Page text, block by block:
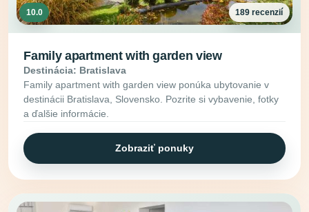
10.0 189 recenzií
Family apartment with garden view
Destinácia: Bratislava
Family apartment with garden view ponúka ubytovanie v
destinácii Bratislava, Slovensko. Pozrite si vybavenie, fotky
a ďalšie informácie.
Zobraziť ponuky